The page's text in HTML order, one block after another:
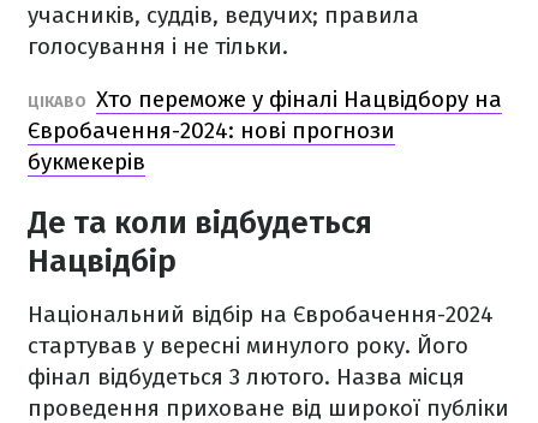
учасників, суддів, ведучих; правила
голосування і не тільки.
ЦІКАВО Хто переможе у фіналі Нацвідбору на
Євробачення-2024: нові прогнози
букмекерів
Де та коли відбудеться
Нацвідбір
Національний відбір на Євробачення-2024
стартував у вересні минулого року. Його
фінал відбудеться 3 лютого. Назва місця
проведення приховане від широкої публіки